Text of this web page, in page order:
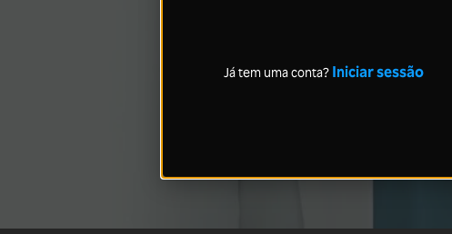
Já tem uma conta? Iniciar sessão